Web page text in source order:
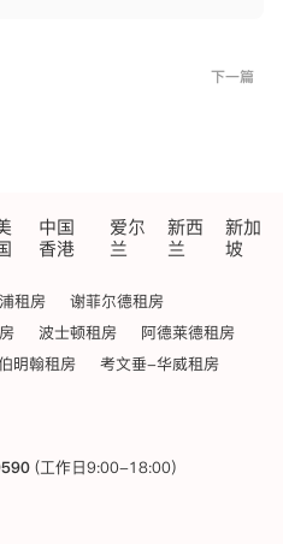
下一篇
中国
香港
爱尔
兰
新西
兰
新加
坡
租房
谢菲尔德租房
波士顿租房
阿德莱德租房
明翰租房
考文垂-华威租房
(工作日9:00-18:00)